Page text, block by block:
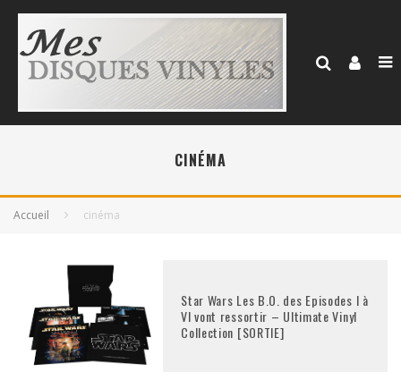
CINÉMA
Accueil cinéma
Star Wars Les B.O. des Episodes I à
VI vont ressortir – Ultimate Vinyl
Collection [SORTIE]